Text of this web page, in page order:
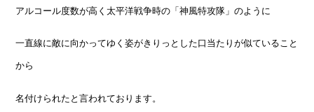
アルコール度数が高く太平洋戦争時の「神風特攻隊」のように
一直線に敵に向かってゆく姿がきりっとした口当たりが似ていること
から
名付けられたと言われております。